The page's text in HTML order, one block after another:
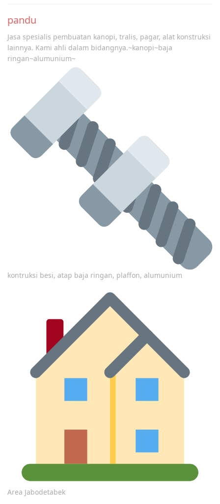
navigation
pandu
Jasa spesialis pembuatan kanopi, tralis, pagar, alat konstruksi
lainnya. Kami ahli dalam bidangnya.~kanopi~baja
ringan~alumunium~
kontruksi besi, atap baja ringan, plaffon, alumunium
Area Jabodetabek